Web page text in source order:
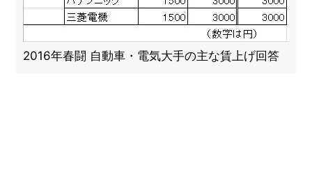
2016年春闘 自動車・電気大手の主な賃上げ回答